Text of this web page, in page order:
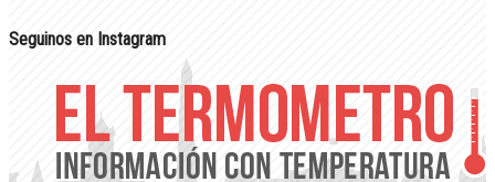
Seguinos en Instagram